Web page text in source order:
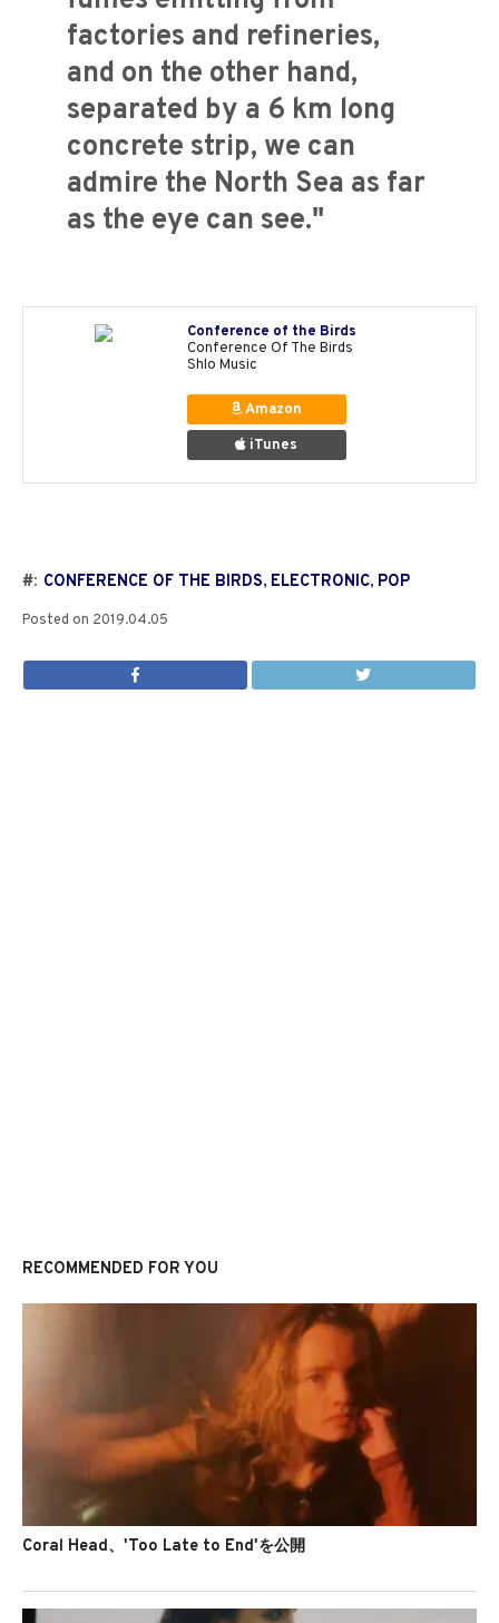
factories and refineries,
and on the other hand,
separated by a 6 km long
concrete strip, we can
admire the North Sea as far
as the eye can see."
Conference of the Birds
Conference Of The Birds
Shlo Music
Amazon
iTunes
#: CONFERENCE OF THE BIRDS, ELECTRONIC, POP
Posted on 2019.04.05
RECOMMENDED FOR YOU
Coral Head、'Too Late to End'を公開